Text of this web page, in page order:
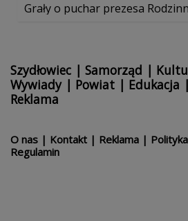
Grały o puchar prezesa
Szydłowiec | Samorząd |
Wywiady| Powiat | Edukacja |
Reklama
O nas | Kontakt | Reklama |
Regulamin